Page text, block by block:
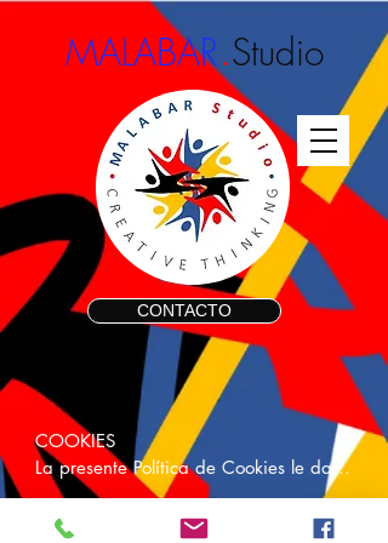
MALABAR.Studio
CONTACTO
COOKIES
La presente Política de Cookies le dará
a conocer cómo MALABAR.Studio
utiliza las cookies a través de sus